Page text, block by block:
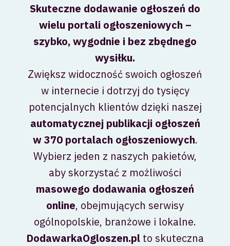
Skuteczne dodawanie ogłoszeń do
wielu portali ogłoszeniowych –
szybko, wygodnie i bez zbędnego
wysiłku.
Zwiększ widoczność swoich ogłoszeń
w internecie i dotrzyj do tysięcy
potencjalnych klientów dzięki naszej
automatycznej publikacji ogłoszeń
w 370 portalach ogłoszeniowych.
Wybierz jeden z naszych pakietów,
aby skorzystać z możliwości
masowego dodawania ogłoszeń
online, obejmujących serwisy
ogólnopolskie, branżowe i lokalne.
DodawarkaOgloszen.pl to skuteczna